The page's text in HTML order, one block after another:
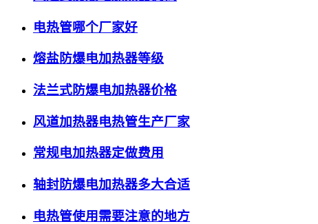
电热管哪个厂家好
熔盐防爆电加热器等级
法兰式防爆电加热器价格
风道加热器电热管生产厂家
常规电加热器定做费用
轴封防爆电加热器多大合适
电热管使用需要注意的地方